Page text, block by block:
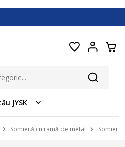
JYSK
Somieră cu ramă de metal Somieră